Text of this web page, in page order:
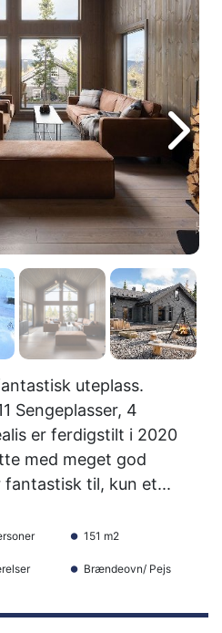
uteplass.
Sengeplasser, 4
er ferdigstilt i 2020
med meget god
til, kun et...
151 m2
Brændeovn/ Pejs